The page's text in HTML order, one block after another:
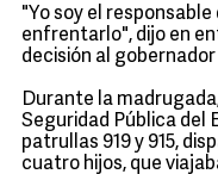
"Yo soy el
enfrentarlo", dijo en
decisión al
Durante la
Seguridad Pública del
patrullas 919 y 915,
cuatro hijos, que